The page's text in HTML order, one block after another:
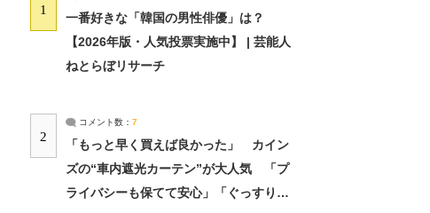
1
一番好きな「韓国の男性俳優」は？
【2026年版・人気投票実施中】 | 芸能人
ねとらぼリサーチ
2
コメント数： 7
「もっと早く買えば良かった」 カイン
ズの“車内遮光カーテン”が大人気 「プ
ライバシーも保てて安心」「ぐっすり眠